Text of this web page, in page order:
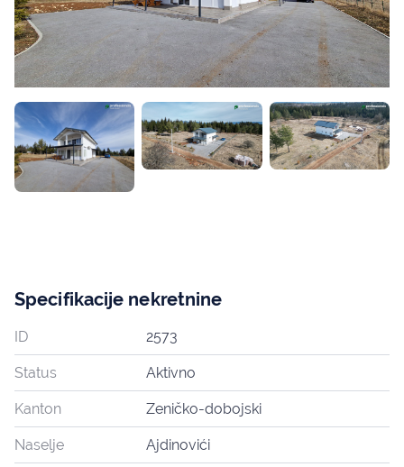
Specifikacije nekretnine
ID 2573
Status Aktivno
Kanton Zeničko-dobojski
Naselje Ajdinovići